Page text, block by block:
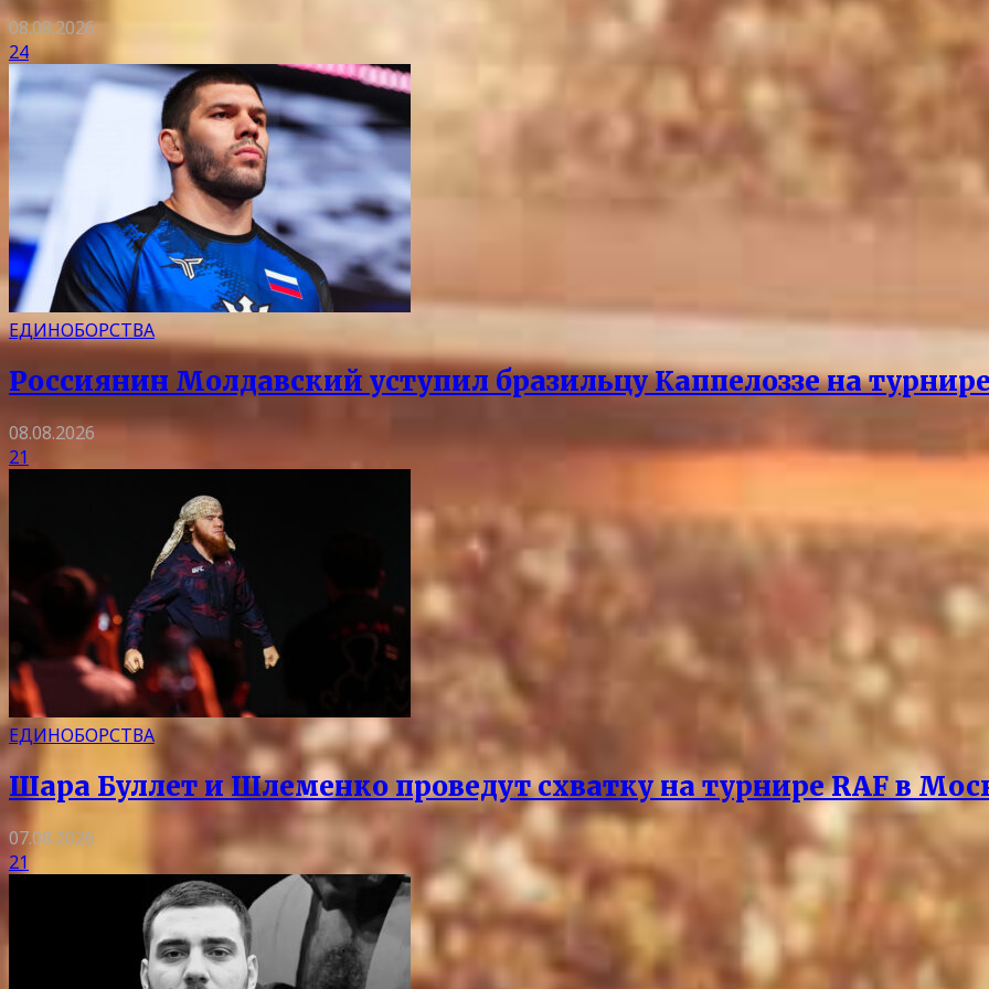
08.08.2026
24
ЕДИНОБОРСТВА
Россиянин Молдавский уступил бразильцу Каппелоззе на
08.08.2026
21
ЕДИНОБОРСТВА
Шара Буллет и Шлеменко проведут схватку на турнире RAF в
07.08.2026
21